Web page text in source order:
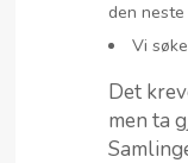
den neste
Vi
Det
men ta